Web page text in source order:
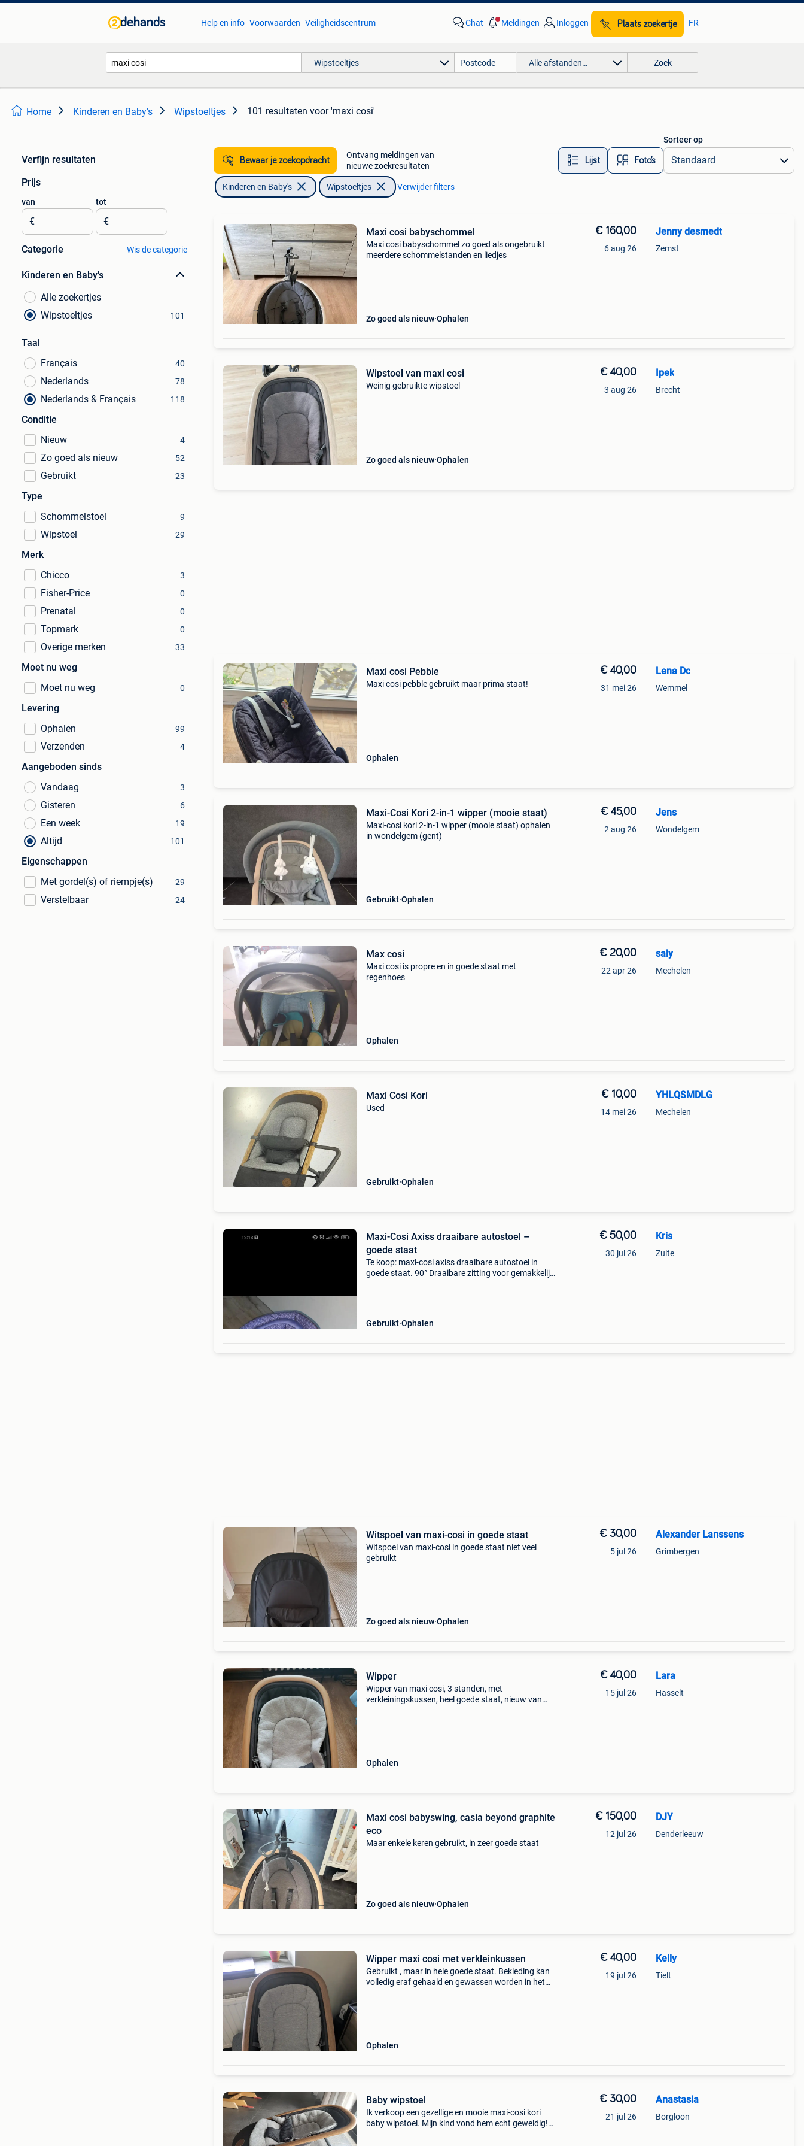
Help en info Voorwaarden Veiligheidscentrum Chat Meldingen Inloggen Plaats zoekertje FR
Wipstoeltjes Alle afstanden… Zoek
Home Kinderen en Baby's Wipstoeltjes 101 resultaten voor 'maxi cosi'
Verfijn resultaten
Prijs
van
€
tot
€
Categorie Wis de categorie
Kinderen en Baby's
Alle zoekertjes
Wipstoeltjes
101
Taal
Français
40
Nederlands 78
Nederlands & Français 118
Conditie
Nieuw
4
Zo goed als nieuw 52
Gebruikt 23
Type
Schommelstoel
9
Wipstoel 29
Merk
Chicco
3
Fisher-Price 0
Prenatal 0
Topmark 0
Overige merken 33
Moet nu weg
Moet nu weg
0
Levering
Ophalen
99
Verzenden 4
Aangeboden sinds
Vandaag
3
Gisteren 6
Een week 19
Altijd 101
Eigenschappen
Met gordel(s) of riempje(s)
29
Verstelbaar 24
Bewaar je zoekopdracht
Ontvang meldingen van
nieuwe zoekresultaten
Lijst Foto’s
Sorteer op
Kinderen en Baby's Wipstoeltjes Verwijder filters
Maxi cosi babyschommel
Maxi cosi babyschommel zo goed als ongebruikt
meerdere schommelstanden en liedjes
Zo goed als nieuw Ophalen
€ 160,00
6 aug 26
Jenny desmedt
Zemst
Wipstoel van maxi cosi
Weinig gebruikte wipstoel
Zo goed als nieuw Ophalen
€ 40,00
3 aug 26
Ipek
Brecht
Maxi cosi Pebble
Maxi cosi pebble gebruikt maar prima staat!
Ophalen
€ 40,00
31 mei 26
Lena Dc
Wemmel
Maxi-Cosi Kori 2-in-1 wipper (mooie staat)
Maxi-cosi kori 2-in-1 wipper (mooie staat) ophalen
in wondelgem (gent)
Gebruikt Ophalen
€ 45,00
2 aug 26
Jens
Wondelgem
Max cosi
Maxi cosi is propre en in goede staat met
regenhoes
Ophalen
€ 20,00
22 apr 26
saly
Mechelen
Maxi Cosi Kori
Used
Gebruikt Ophalen
€ 10,00
14 mei 26
YHLQSMDLG
Mechelen
Maxi-Cosi Axiss draaibare autostoel –
goede staat
Te koop: maxi-cosi axiss draaibare autostoel in
goede staat. 90° Draaibare zitting voor gemakkelijk
Gebruikt Ophalen
€ 50,00
30 jul 26
Kris
Zulte
Witspoel van maxi-cosi in goede staat
Witspoel van maxi-cosi in goede staat niet veel
gebruikt
Zo goed als nieuw Ophalen
€ 30,00
5 jul 26
Alexander Lanssens
Grimbergen
Wipper
Wipper van maxi cosi, 3 standen, met
verkleiningskussen, heel goede staat, nieuw van
Ophalen
€ 40,00
15 jul 26
Lara
Hasselt
Maxi cosi babyswing, casia beyond graphite
eco
Maar enkele keren gebruikt, in zeer goede staat
Zo goed als nieuw Ophalen
€ 150,00
12 jul 26
DJY
Denderleeuw
Wipper maxi cosi met verkleinkussen
Gebruikt , maar in hele goede staat. Bekleding kan
volledig eraf gehaald en gewassen worden in het
Ophalen
€ 40,00
19 jul 26
Kelly
Tielt
Baby wipstoel
Ik verkoop een gezellige en mooie maxi-cosi kori
baby wipstoel. Mijn kind vond hem echt geweldig!
€ 30,00
21 jul 26
Anastasia
Borgloon